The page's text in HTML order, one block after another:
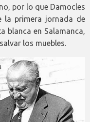
por lo que Damocles
la primera jornada de
blanca en Salamanca,
los muebles.